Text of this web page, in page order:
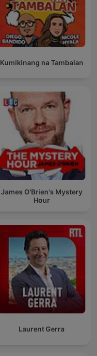
Kumikinang na Tambalan
James O'Brien's Mystery
Hour
Laurent Gerra